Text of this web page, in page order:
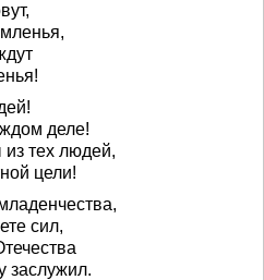
деле!
из тех людей,
цели!
сил,
заслужил.